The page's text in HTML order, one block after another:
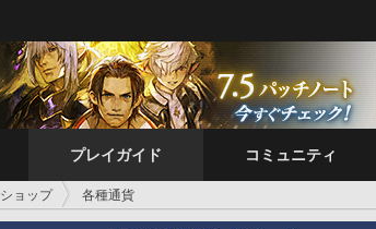
プレイガイド コミュニティ
ショップ 各種通貨